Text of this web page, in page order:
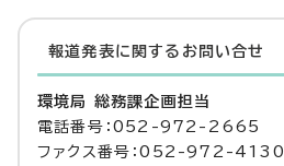
報道発表に関するお問い合せ
環境局 総務課企画担当
電話番号：052-972-2665
ファクス番号：052-972-4130